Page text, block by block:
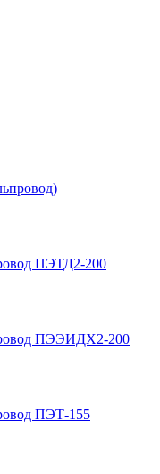
ПЭТД2-200
ПЭЭИДХ2-200
ПЭТ-155